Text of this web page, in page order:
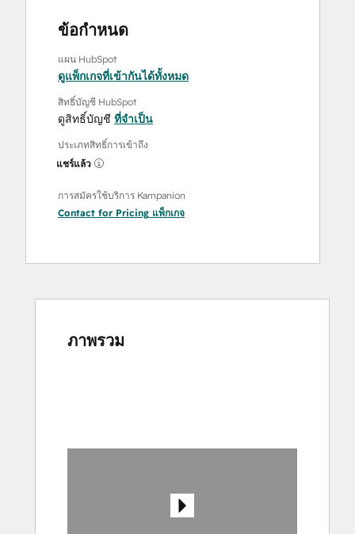
ข้อกำหนด
แผน HubSpot
ดูแพ็กเกจที่เข้ากันได้ทั้งหมด
สิทธิ์บัญชี HubSpot
ดูสิทธิ์บัญชี ที่จำเป็น
ประเภทสิทธิ์การเข้าถึง
แชร์แล้ว
การสมัครใช้บริการ Kampanion
Contact for Pricing แพ็กเกจ
ภาพรวม
เพื่อ